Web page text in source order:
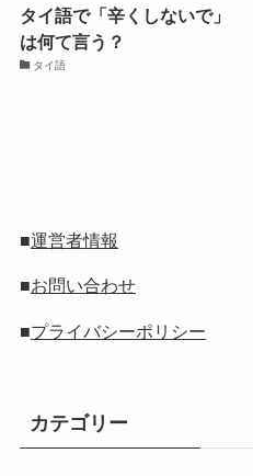
タイ語で「辛くしないで」
は何て言う？
タイ語
■運営者情報
■お問い合わせ
■プライバシーポリシー
カテゴリー